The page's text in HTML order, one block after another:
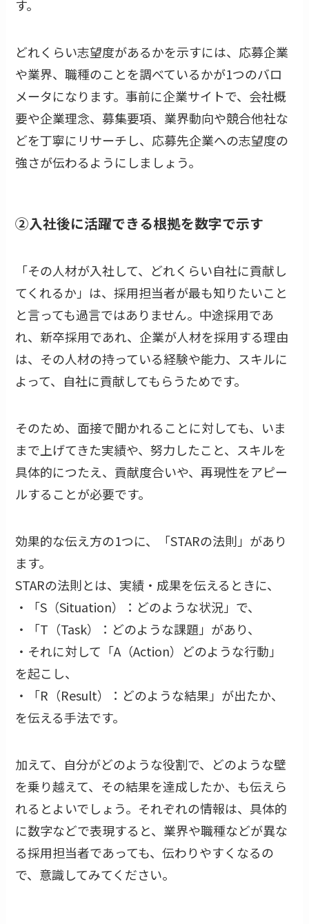
す。
どれくらい志望度があるかを示すには、応募企業
や業界、職種のことを調べているかが1つのバロ
メータになります。事前に企業サイトで、会社概
要や企業理念、募集要項、業界動向や競合他社な
どを丁寧にリサーチし、応募先企業への志望度の
強さが伝わるようにしましょう。
②入社後に活躍できる根拠を数字で示す
「その人材が入社して、どれくらい自社に貢献し
てくれるか」は、採用担当者が最も知りたいこと
と言っても過言ではありません。中途採用であ
れ、新卒採用であれ、企業が人材を採用する理由
は、その人材の持っている経験や能力、スキルに
よって、自社に貢献してもらうためです。
そのため、面接で聞かれることに対しても、いま
まで上げてきた実績や、努力したこと、スキルを
具体的につたえ、貢献度合いや、再現性をアピー
ルすることが必要です。
効果的な伝え方の1つに、「STARの法則」があり
ます。
STARの法則とは、実績・成果を伝えるときに、
・「S（Situation）：どのような状況」で、
・「T（Task）：どのような課題」があり、
・それに対して「A（Action）どのような行動」
を起こし、
・「R（Result）：どのような結果」が出たか、
を伝える手法です。
加えて、自分がどのような役割で、どのような壁
を乗り越えて、その結果を達成したか、も伝えら
れるとよいでしょう。それぞれの情報は、具体的
に数字などで表現すると、業界や職種などが異な
る採用担当者であっても、伝わりやすくなるの
で、意識してみてください。